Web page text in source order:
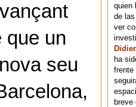
que un
seu
quien
de
ver
Didier
ha
frente
breve